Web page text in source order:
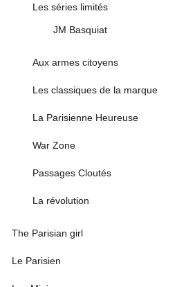
Les séries limités
JM Basquiat
Aux armes citoyens
Les classiques de la marque
La Parisienne Heureuse
War Zone
Passages Cloutés
La révolution
The Parisian girl
Le Parisien